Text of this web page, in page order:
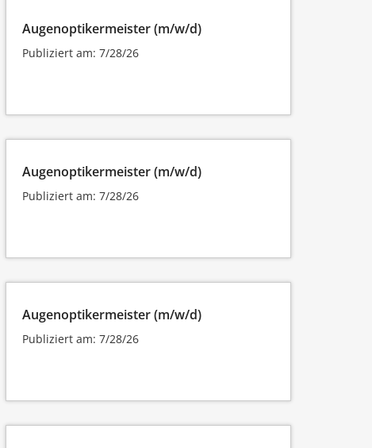
Augenoptikermeister (m/w/d)
Publiziert am: 7/28/26
Augenoptikermeister (m/w/d)
Publiziert am: 7/28/26
Augenoptikermeister (m/w/d)
Publiziert am: 7/28/26